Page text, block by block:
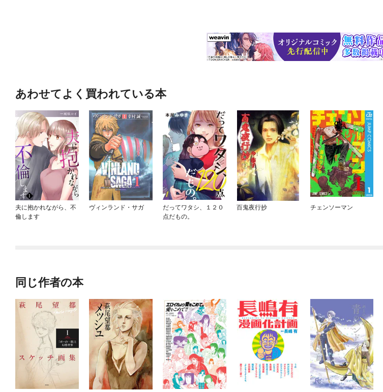
あわせてよく買われている本
夫に抱かれながら、不
倫します
ヴィンランド・サガ
だってワタシ、１２０
点だもの。
百鬼夜行抄 チェンソーマン
同じ作者の本